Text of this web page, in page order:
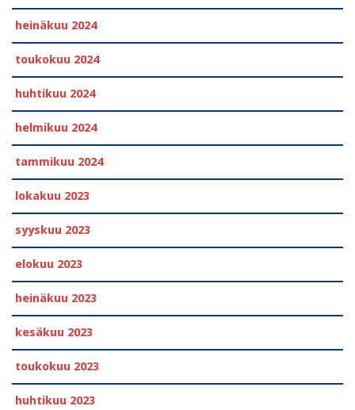
heinäkuu 2024
toukokuu 2024
huhtikuu 2024
helmikuu 2024
tammikuu 2024
lokakuu 2023
syyskuu 2023
elokuu 2023
heinäkuu 2023
kesäkuu 2023
toukokuu 2023
huhtikuu 2023